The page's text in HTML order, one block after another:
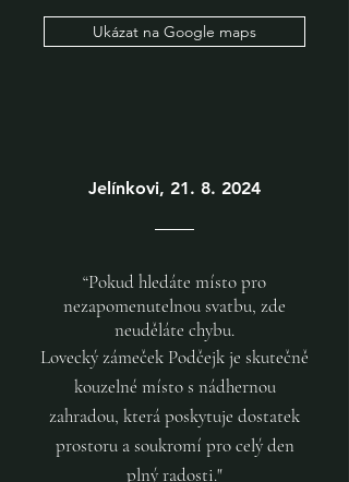
Ukázat na Google maps
Jelínkovi, 21. 8. 2024
“Pokud hledáte místo pro
nezapomenutelnou svatbu, zde
neuděláte chybu.
Lovecký zámeček Podčejk je skutečně
kouzelné místo s nádhernou
zahradou, která poskytuje dostatek
prostoru a soukromí pro celý den
plný radosti."